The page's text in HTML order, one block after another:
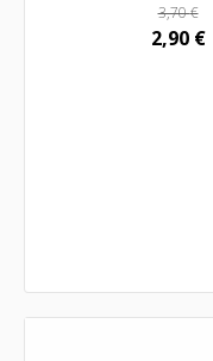
3,70€
2,90 €